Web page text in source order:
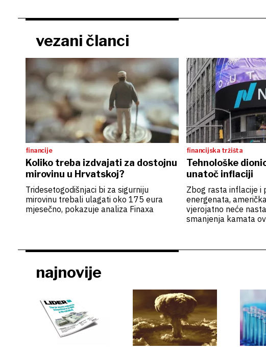
vezani članci
financije
Koliko treba izdvajati za dostojnu
mirovinu u Hrvatskoj?
Tridesetogodišnjaci bi za sigurniju
mirovinu trebali ulagati oko 175 eura
mjesečno, pokazuje analiza Finaxa
financijska tržišta
Tehnološke
unatoč inflaciji
Zbog rasta inflacije i
energenata,
vjerojatno neće
smanjenja kamata
najnovije